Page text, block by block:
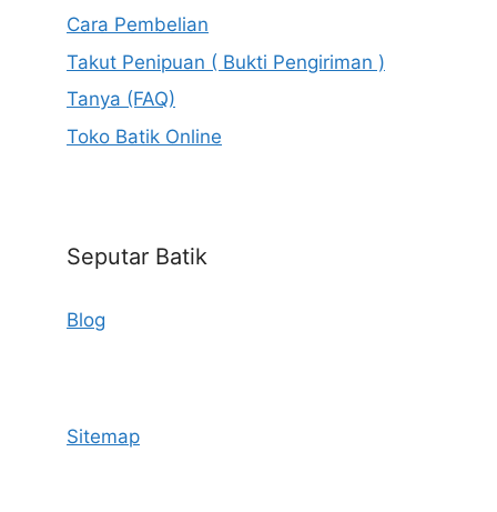
Cara Pembelian
Takut Penipuan ( Bukti Pengiriman )
Tanya (FAQ)
Toko Batik Online
Seputar Batik
Blog
Sitemap